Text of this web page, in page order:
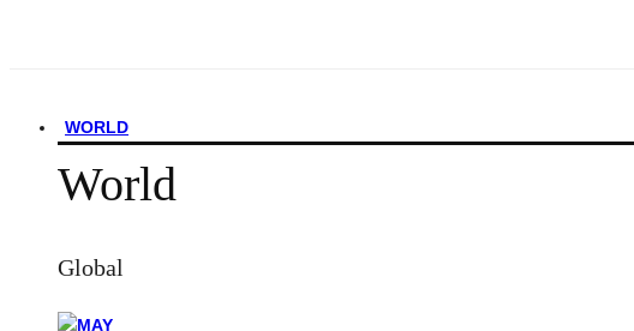
WORLD
World
Global